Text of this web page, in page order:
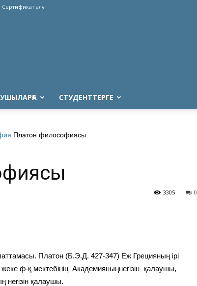
Сертификат алу
СТУДЕНТТЕРГЕ
Платон философиясы
0
3305
Платон (Б.Э.Д. 427-347) Еж Грецияның ірі
ф-қ мектебінің Академияныңнегізін қалаушы,
негізін қалаушы.